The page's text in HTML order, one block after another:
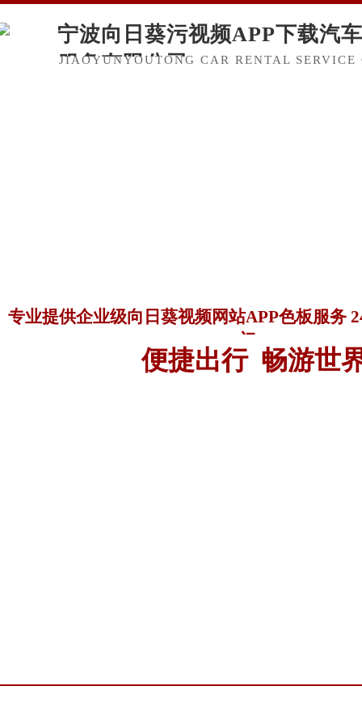
JIAOYUNYOUTONG CAR RENTAL SERVICE
宁波向日葵污视频APP下载汽车
服务有限公司
专业提供企业级向日葵视频网站APP色板服务
门
便捷出行 畅游世